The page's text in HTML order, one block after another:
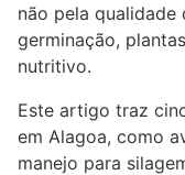
não pela
germinação,
nutritivo.
Este artigo traz
em Alagoa, como
manejo para